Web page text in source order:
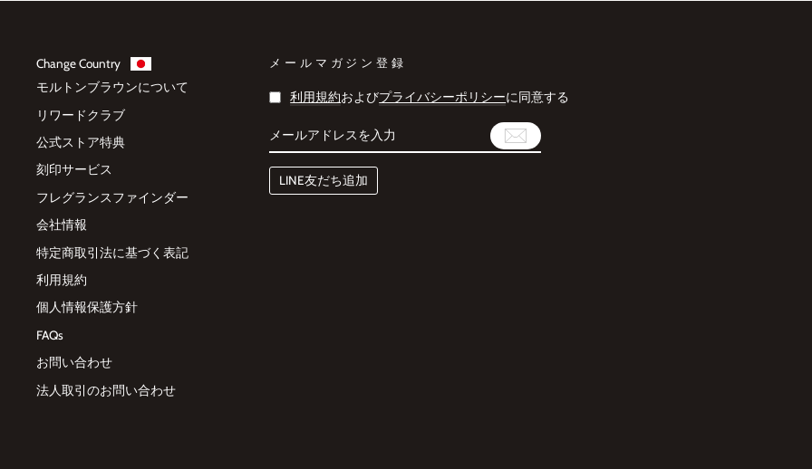
Change Country
モルトンブラウンについて
リワードクラブ
公式ストア特典
刻印サービス
フレグランスファインダー
会社情報
特定商取引法に基づく表記
利用規約
個人情報保護方針
FAQs
お問い合わせ
法人取引のお問い合わせ
メールマガジン登録
メ
ア
ド
を
利用規約およびプライバシーポリシーに同意する
LINE友だち追加